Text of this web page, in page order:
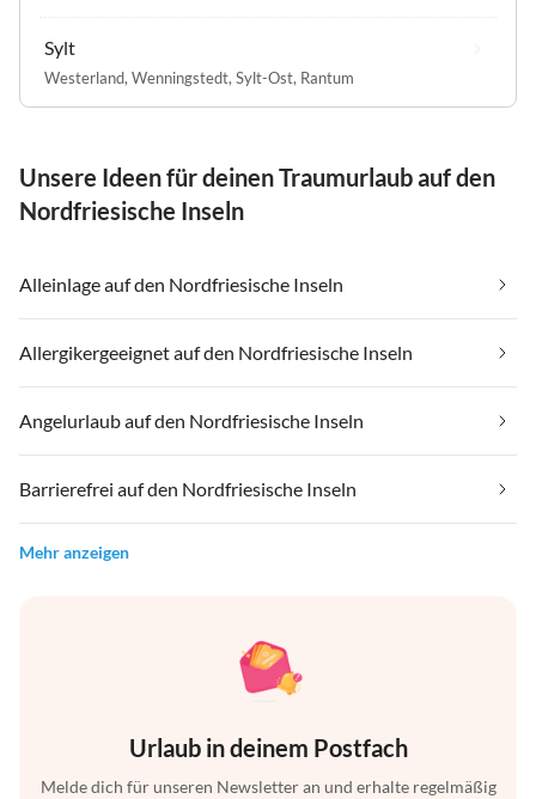
Sylt
Westerland, Wenningstedt, Sylt-Ost, Rantum
Unsere Ideen für deinen Traumurlaub auf den
Nordfriesische Inseln
Alleinlage auf den Nordfriesische Inseln
Allergikergeeignet auf den Nordfriesische Inseln
Angelurlaub auf den Nordfriesische Inseln
Barrierefrei auf den Nordfriesische Inseln
Mehr anzeigen
Urlaub in deinem Postfach
Melde dich für unseren Newsletter an und erhalte regelmäßig